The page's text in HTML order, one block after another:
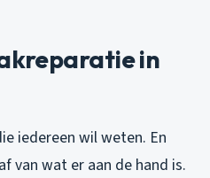
in
iedereen wil weten. En
van wat er aan de hand is.